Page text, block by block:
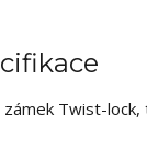
Twist-